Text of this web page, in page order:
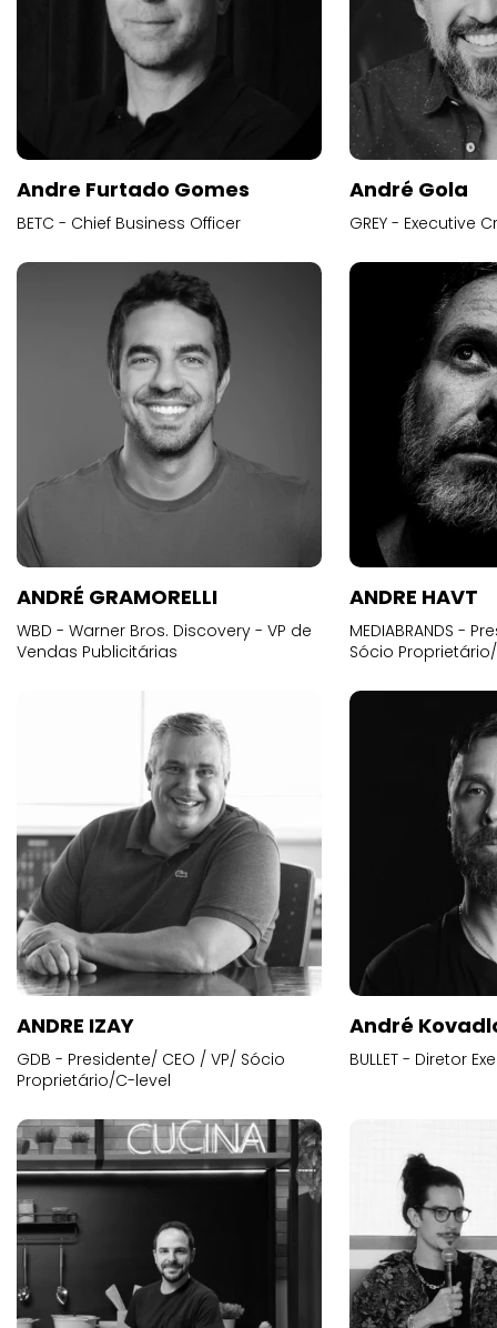
Andre Furtado Gomes
BETC - Chief Business Officer
André Gola
GREY - Executive
ANDRÉ GRAMORELLI
WBD - Warner Bros. Discovery - VP de
Vendas Publicitárias
ANDRE HAVT
MEDIABRANDS -
Sócio
ANDRE IZAY
GDB - Presidente/ CEO / VP/ Sócio
Proprietário/C-level
André
BULLET - Diretor